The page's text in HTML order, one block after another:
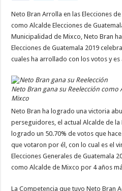
Neto Bran Arrolla en las Elecciones
como Alcalde Elecciones de
Municipalidad de Mixco, Neto Bran
Elecciones de Guatemala 2019
cuales ha arrollado con los votos y
Neto Bran gana su Reelección
Mixco
Neto Bran ha logrado una victoria
perseguidores, el actual Alcalde de
logrado un 50.70% de votos que
que votaron por él, con lo cual es el
Elecciones Generales de Guatemala
como Alcalde de Mixco por 4 años
La Competencia que tuvo Neto Bran